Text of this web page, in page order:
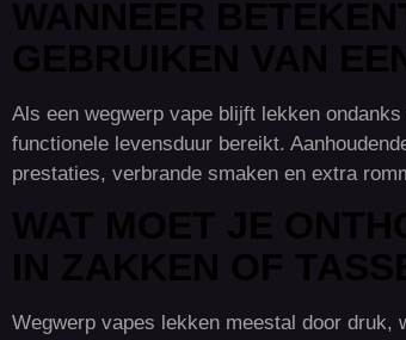
Als een wegwerp vape blijft lekken
functionele levensduur bereikt.
prestaties, verbrande smaken en extra
Wegwerp vapes lekken meestal door